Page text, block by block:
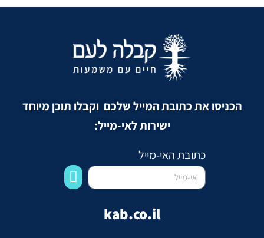
הכניסו את כתובת המייל שלכם וקבלו תוכן מיוחד
ישירות לאי-מייל:
כתובת האי-מייל
kab.co.il